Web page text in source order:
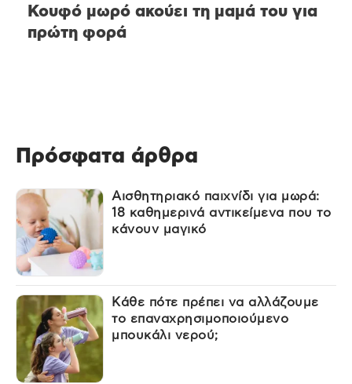
Κουφό μωρό ακούει τη μαμά του για
πρώτη φορά
Πρόσφατα άρθρα
Αισθητηριακό παιχνίδι για μωρά:
18 καθημερινά αντικείμενα που το
κάνουν μαγικό
Κάθε πότε πρέπει να αλλάζουμε
το επαναχρησιμοποιούμενο
μπουκάλι νερού;